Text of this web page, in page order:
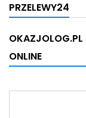
PRZELEWY24
OKAZJOLOG.PL
ONLINE